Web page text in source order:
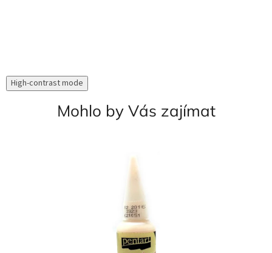
High-contrast mode
Mohlo by Vás zajímat